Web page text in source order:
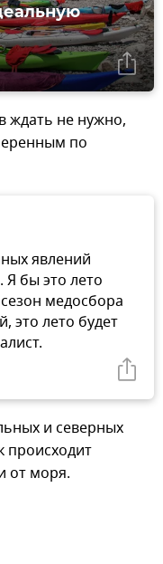
ждать не нужно,
по
явлений
бы это лето
медосбора
это лето будет
и северных
происходит
от моря.